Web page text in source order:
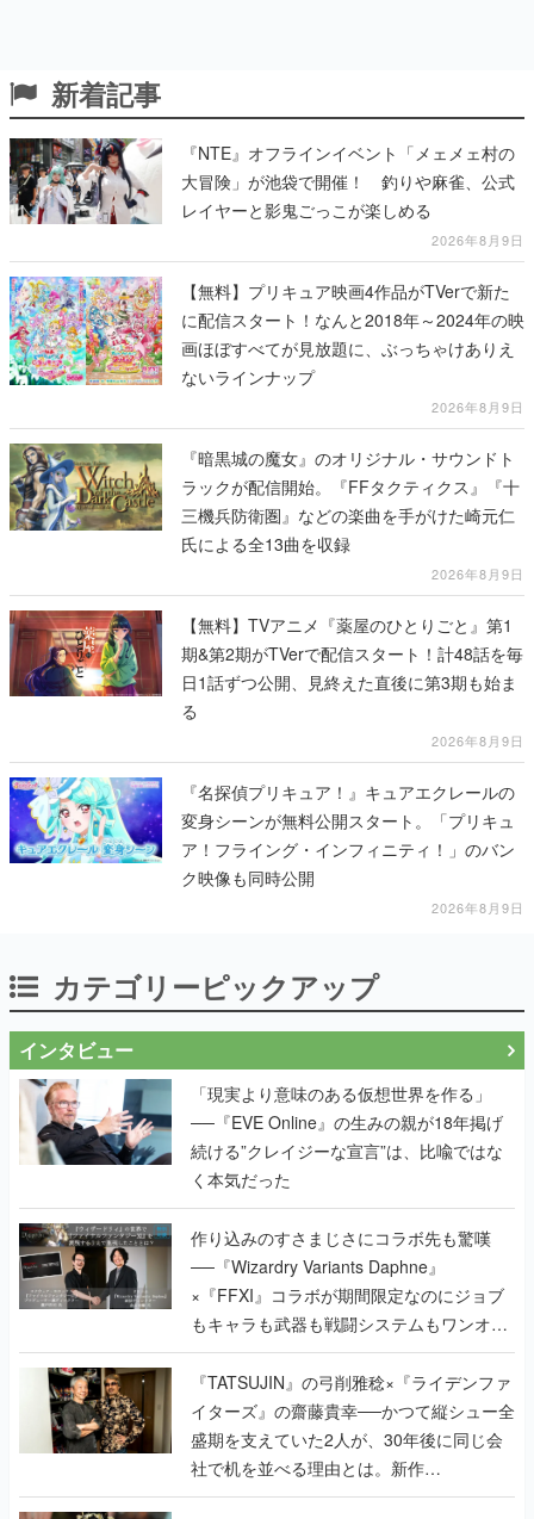
新着記事
『NTE』オフラインイベント「メェメェ村の
大冒険」が池袋で開催！ 釣りや麻雀、公式
レイヤーと影鬼ごっこが楽しめる
2026年8月9日
【無料】プリキュア映画4作品がTVerで新た
に配信スタート！なんと2018年～2024年の映
画ほぼすべてが見放題に、ぶっちゃけありえ
ないラインナップ
2026年8月9日
『暗黒城の魔女』のオリジナル・サウンドト
ラックが配信開始。『FFタクティクス』『十
三機兵防衛圏』などの楽曲を手がけた崎元仁
氏による全13曲を収録
2026年8月9日
【無料】TVアニメ『薬屋のひとりごと』第1
期&第2期がTVerで配信スタート！計48話を毎
日1話ずつ公開、見終えた直後に第3期も始ま
る
2026年8月9日
『名探偵プリキュア！』キュアエクレールの
変身シーンが無料公開スタート。「プリキュ
ア！フライング・インフィニティ！」のバン
ク映像も同時公開
2026年8月9日
カテゴリーピックアップ
インタビュー
「現実より意味のある仮想世界を作る」
──『EVE Online』の生みの親が18年掲げ
続ける”クレイジーな宣言”は、比喩ではな
く本気だった
作り込みのすさまじさにコラボ先も驚嘆
──『Wizardry Variants Daphne』
×『FFXI』コラボが期間限定なのにジョブ
もキャラも武器も戦闘システムもワンオフ
で作り込まれた理由を両ディレクターに聞
く
『TATSUJIN』の弓削雅稔×『ライデンファ
イターズ』の齋藤貴幸──かつて縦シュー全
盛期を支えていた2人が、30年後に同じ会
社で机を並べる理由とは。新作
『TATSUJIN EXTREME』で初タッグを組